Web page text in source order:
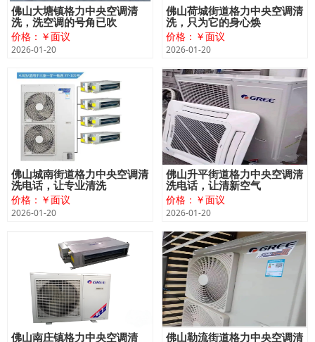
佛山大塘镇格力中央空调清
洗，洗空调的号角已吹
价格：￥面议
2026-01-20
佛山荷城街道格力中央空调清
洗，只为它的身心焕
价格：￥面议
2026-01-20
佛山城南街道格力中央空调清
洗电话，让专业清洗
价格：￥面议
2026-01-20
佛山升平街道格力中央空调清
洗电话，让清新空气
价格：￥面议
2026-01-20
佛山南庄镇格力中央空调清
佛山勒流街道格力中央空调清